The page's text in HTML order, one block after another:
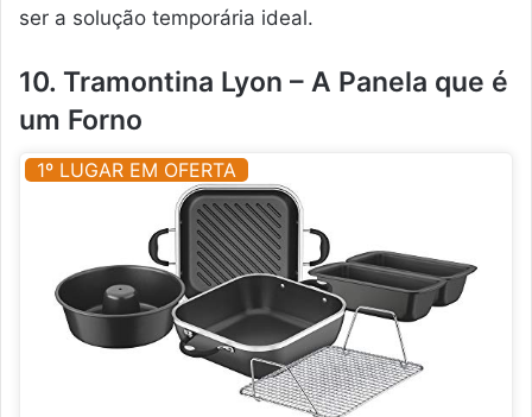
ser a solução temporária ideal.
10. Tramontina Lyon – A Panela que é
um Forno
1º LUGAR EM OFERTA